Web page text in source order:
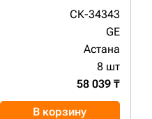
СК-34343
GE
Астана
8 шт
58 039 ₸
В корзину